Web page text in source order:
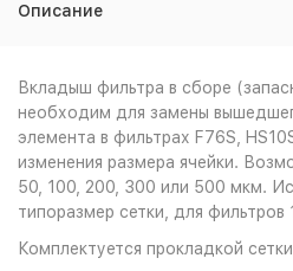
Описание
Вкладыш фильтра в сборе
необходим для замены
элемента в фильтрах F76S,
изменения размера ячейки.
50, 100, 200, 300 или 500 мкм.
типоразмер сетки, для фильтров
Комплектуется прокладкой